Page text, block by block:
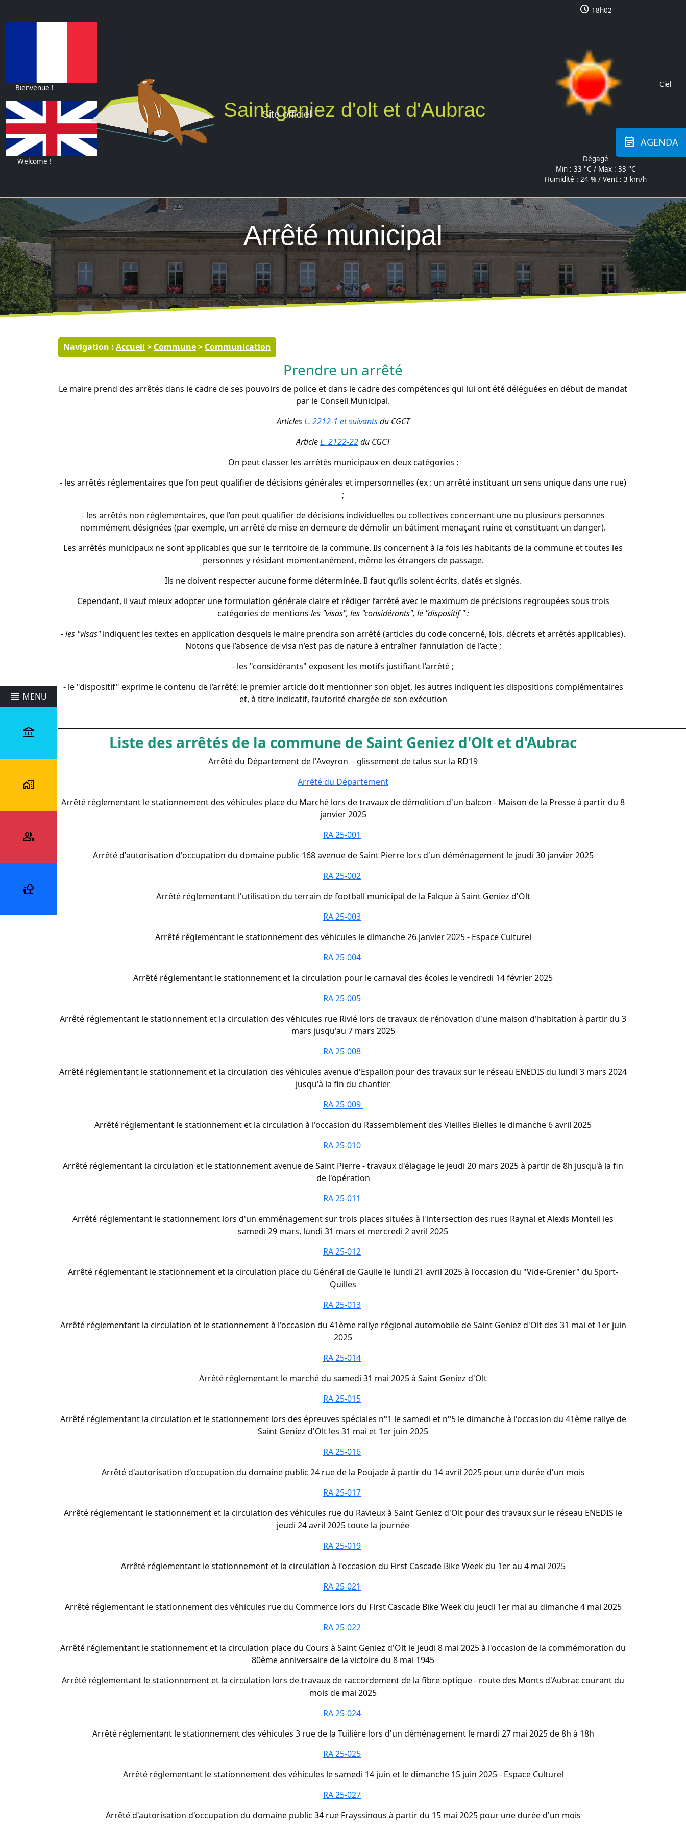
Bienvenue !
Welcome !
Saint geniez d'olt et d'Aubrac
Site officiel
schedule 18h02
Ciel
Dégagé
Min : 33 °C / Max : 33 °C
Humidité : 24 % / Vent : 3 km/h
reorder MENU
account_balance
maps_home_work
people_alt
nature_people
event_note AGENDA
Arrêté municipal
Navigation : Accueil > Commune> Communication
Prendre un arrêté
Le maire prend des arrêtés dans le cadre de ses pouvoirs de police et dans le cadre des compétences qui lui ont été déléguées en début de mandat
par le Conseil Municipal.
ArticlesL. 2212-1 et suivantsdu CGCT
ArticleL. 2122-22du CGCT
On peut classer les arrêtés municipaux en deux catégories :
- les arrêtés réglementaires que l’on peut qualifier de décisions générales et impersonnelles (ex : un arrêté instituant un sens unique dans une rue)
;
- les arrêtés non réglementaires, que l’on peut qualifier de décisions individuelles ou collectives concernant une ou plusieurs personnes
nommément désignées (par exemple, un arrêté de mise en demeure de démolir un bâtiment menaçant ruine et constituant un danger).
Les arrêtés municipaux ne sont applicables que sur le territoire de la commune. Ils concernent à la fois les habitants de la commune et toutes les
personnes y résidant momentanément, même les étrangers de passage.
Ils ne doivent respecter aucune forme déterminée. Il faut qu’ils soient écrits, datés et signés.
Cependant, il vaut mieux adopter une formulation générale claire et rédiger l’arrêté avec le maximum de précisions regroupées sous trois
catégories de mentions les "visas", les "considérants", le "dispositif " :
- les "visas"indiquent les textes en application desquels le maire prendra son arrêté (articles du code concerné, lois, décrets et arrêtés applicables).
Notons que l’absence de visa n’est pas de nature à entraîner l’annulation de l’acte ;
- les "considérants" exposent les motifs justifiant l’arrêté ;
- le "dispositif" exprime le contenu de l’arrêté: le premier article doit mentionner son objet, les autres indiquent les dispositions complémentaires
et, à titre indicatif, l’autorité chargée de son exécution
Liste des arrêtés de la commune de Saint Geniez d'Olt et d'Aubrac
Arrêté du Département de l'Aveyron - glissement de talus sur la RD19
Arrêté du Département
Arrêté réglementant le stationnement des véhicules place du Marché lors de travaux de démolition d'un balcon - Maison de la Presse à partir du 8
janvier 2025
RA 25-001
Arrêté d'autorisation d'occupation du domaine public 168 avenue de Saint Pierre lors d'un déménagement le jeudi 30 janvier 2025
RA 25-002
Arrêté réglementant l'utilisation du terrain de football municipal de la Falque à Saint Geniez d'Olt
RA 25-003
Arrêté réglementant le stationnement des véhicules le dimanche 26 janvier 2025 - Espace Culturel
RA 25-004
Arrêté réglementant le stationnement et la circulation pour le carnaval des écoles le vendredi 14 février 2025
RA 25-005
Arrêté réglementant le stationnement et la circulation des véhicules rue Rivié lors de travaux de rénovation d'une maison d'habitation à partir du 3
mars jusqu'au 7 mars 2025
RA 25-008
Arrêté réglementant le stationnement et la circulation des véhicules avenue d'Espalion pour des travaux sur le réseau ENEDIS du lundi 3 mars 2024
jusqu'à la fin du chantier
RA 25-009
Arrêté réglementant le stationnement et la circulation à l'occasion du Rassemblement des Vieilles Bielles le dimanche 6 avril 2025
RA 25-010
Arrêté réglementant la circulation et le stationnement avenue de Saint Pierre - travaux d'élagage le jeudi 20 mars 2025 à partir de 8h jusqu'à la fin
de l'opération
RA 25-011
Arrêté réglementant le stationnement lors d'un emménagement sur trois places situées à l'intersection des rues Raynal et Alexis Monteil les
samedi 29 mars, lundi 31 mars et mercredi 2 avril 2025
RA 25-012
Arrêté réglementant le stationnement et la circulation place du Général de Gaulle le lundi 21 avril 2025 à l'occasion du "Vide-Grenier" du Sport-
Quilles
RA 25-013
Arrêté réglementant la circulation et le stationnement à l'occasion du 41ème rallye régional automobile de Saint Geniez d'Olt des 31 mai et 1er juin
2025
RA 25-014
Arrêté réglementant le marché du samedi 31 mai 2025 à Saint Geniez d'Olt
RA 25-015
Arrêté réglementant la circulation et le stationnement lors des épreuves spéciales n°1 le samedi et n°5 le dimanche à l'occasion du 41ème rallye de
Saint Geniez d'Olt les 31 mai et 1er juin 2025
RA 25-016
Arrêté d'autorisation d'occupation du domaine public 24 rue de la Poujade à partir du 14 avril 2025 pour une durée d'un mois
RA 25-017
Arrêté réglementant le stationnement et la circulation des véhicules rue du Ravieux à Saint Geniez d'Olt pour des travaux sur le réseau ENEDIS le
jeudi 24 avril 2025 toute la journée
RA 25-019
Arrêté réglementant le stationnement et la circulation à l'occasion du First Cascade Bike Week du 1er au 4 mai 2025
RA 25-021
Arrêté réglementant le stationnement des véhicules rue du Commerce lors du First Cascade Bike Week du jeudi 1er mai au dimanche 4 mai 2025
RA 25-022
Arrêté réglementant le stationnement et la circulation place du Cours à Saint Geniez d'Olt le jeudi 8 mai 2025 à l'occasion de la commémoration du
80ème anniversaire de la victoire du 8 mai 1945
Arrêté réglementant le stationnement et la circulation lors de travaux de raccordement de la fibre optique - route des Monts d'Aubrac courant du
mois de mai 2025
RA 25-024
Arrêté réglementant le stationnement des véhicules 3 rue de la Tuilière lors d'un déménagement le mardi 27 mai 2025 de 8h à 18h
RA 25-025
Arrêté réglementant le stationnement des véhicules le samedi 14 juin et le dimanche 15 juin 2025 - Espace Culturel
RA 25-027
Arrêté d'autorisation d'occupation du domaine public 34 rue Frayssinous à partir du 15 mai 2025 pour une durée d'un mois